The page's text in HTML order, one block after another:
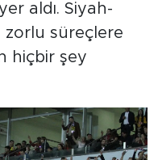
aldı. Siyah-
zorlu süreçlere
hiçbir şey